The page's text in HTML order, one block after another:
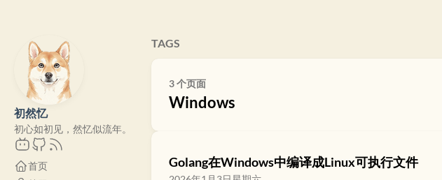
初然忆
初心如初见，然忆似流年。
首页
TAGS
3 个页面
Windows
Golang在Windows中编译成Linux可执行文件